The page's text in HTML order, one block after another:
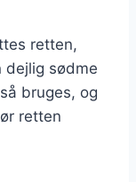
retten,
dejlig sødme
bruges, og
retten